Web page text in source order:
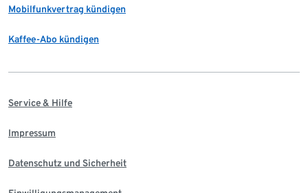
Mobilfunkvertrag kündigen
Kaffee-Abo kündigen
Service & Hilfe
Impressum
Datenschutz und Sicherheit